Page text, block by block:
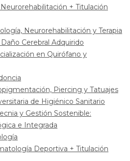
+ Titulación
Neurorehabilitación y Terapia
Cerebral Adquirido
en Quirófano y
Piercing y Tatuajes
de Higiénico Sanitario
y Gestión Sostenible:
e Integrada
Deportiva + Titulación